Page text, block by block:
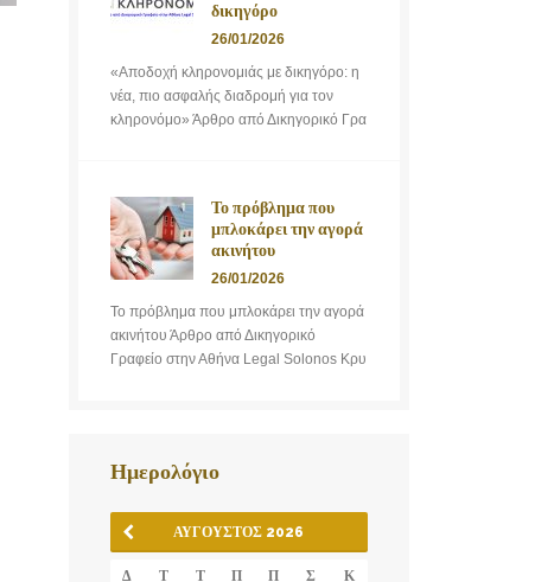
δικηγόρο
26/01/2026
«Αποδοχή κληρονομιάς με δικηγόρο: η
νέα, πιο ασφαλής διαδρομή για τον
κληρονόμο» Άρθρο από Δικηγορικό Γρα
Το πρόβλημα που
μπλοκάρει την αγορά
ακινήτου
26/01/2026
Το πρόβλημα που μπλοκάρει την αγορά
ακινήτου Άρθρο από Δικηγορικό
Γραφείο στην Αθήνα Legal Solonos Κρυ
Ημερολόγιο
ΑΎΓΟΥΣΤΟΣ 2026
Δ Τ Τ Π Π Σ Κ